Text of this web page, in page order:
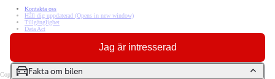
Jag är intresserad
Fakta om bilen
Kontakta oss
Håll dig uppdaterad (Opens in new window)
Tillgänglighet
Data Act
(Opens in new window)
Copyright © Toyota 2026